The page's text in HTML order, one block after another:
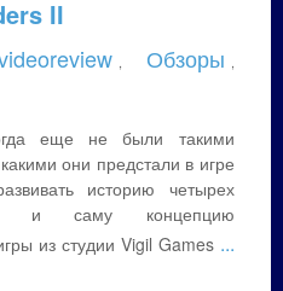
II
Обзоры
еще не были такими
они предстали в игре
историю четырех
и саму концепцию
из студии Vigil Games ...